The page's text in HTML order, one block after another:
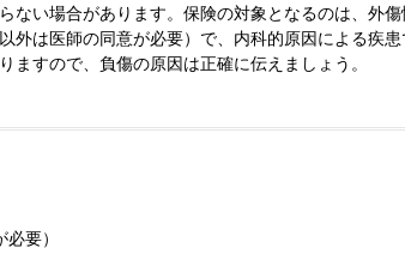
い場合があります。保険の対象となるのは、外傷
外は医師の同意が必要）で、内科的原因による疾患
すので、負傷の原因は正確に伝えましょう。
要）